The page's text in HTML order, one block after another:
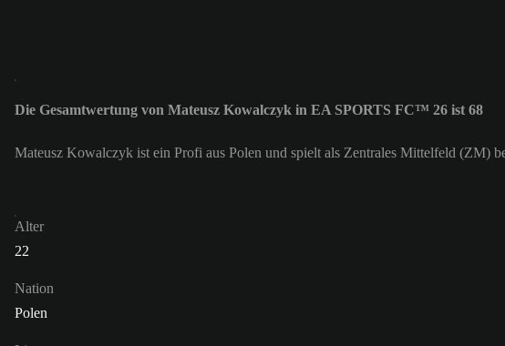
Die Gesamtwertung von Mateusz Kowalczyk in EA SPORTS FC™ 26 ist 68
Mateusz Kowalczyk ist ein Profi aus Polen und spielt als Zentrales Mittelfeld (ZM)
Alter
22
Nation
Polen